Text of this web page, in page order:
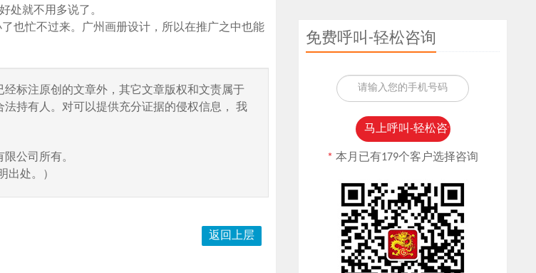
处就不用多说了。
忙不过来。广州画册设计，所以在推广之中也能
标注原创的文章外，其它文章版权和文责属于
持有人。对可以提供充分证据的侵权信息， 我
公司所有。
出处。）
返回上层
免费呼叫-轻松咨询
*本月已有179个客户选择咨询